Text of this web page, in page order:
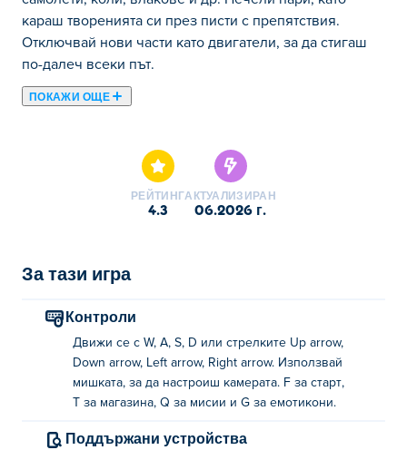
караш творенията си през писти с препятствия.
Отключвай нови части като двигатели, за да стигаш
по-далеч всеки път.
ПОКАЖИ ОЩЕ
да се извисите по-далеч от всякога!
Персонализирайте самолета си с различни части,
повишете ефективността с по-добри двигатели и
продължите да подобрявате самолета на мечтите си.
можете да летите?
Как се играе Build League?
Движение: WASD или клавиши със стрелки
регулирате камерата
РЕЙТИНГ
4.3
АКТУАЛИЗИРАН
06.2026 г.
За тази игра
Контроли
Движи се с W, A, S, D или стрелките Up arrow,
Down arrow, Left arrow, Right arrow. Използвай
мишката, за да настроиш камерата. F за старт,
T за магазина, Q за мисии и G за емотикони.
Поддържани устройства